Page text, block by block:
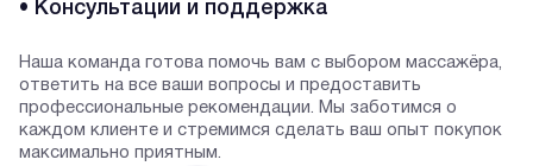
• Консультации и поддержка
Наша команда готова помочь вам с выбором массажёра,
ответить на все ваши вопросы и предоставить
профессиональные рекомендации. Мы заботимся о
каждом клиенте и стремимся сделать ваш опыт покупок
максимально приятным.